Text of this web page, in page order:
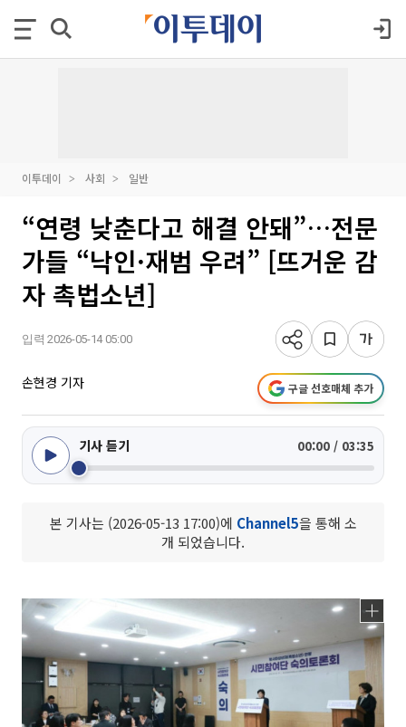
이투데이 사회 일반
“연령 낮춘다고 해결 안돼”…전문
가들 “낙인·재범 우려” [뜨거운 감
자 촉법소년]
입력 2026-05-14 05:00
손현경 기자 구글 선호매체 추가
기사 듣기 00:00 / 03:35
본 기사는 (2026-05-13 17:00)에 Channel5을 통해 소
개 되었습니다.